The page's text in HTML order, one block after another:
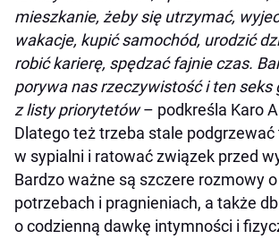
mieszkanie, żeby się utrzymać,
wakacje, kupić samochód, urodzić
robić karierę, spędzać fajnie czas.
porywa nas rzeczywistość i ten seks
z listy priorytetów– podkreśla Karo
Dlatego też trzeba stale
w sypialni i ratować związek przed
Bardzo ważne są szczere rozmowy
potrzebach i pragnieniach, a także
o codzienną dawkę intymności i